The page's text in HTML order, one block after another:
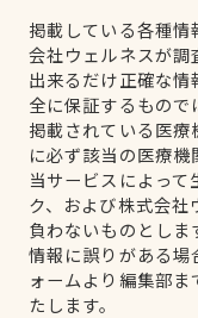
掲載している各種
会社ウェルネスが調
出来るだけ正確な
全に保証するもので
掲載されている医
に必ず該当の医療機
当サービスによっ
ク、および株式会
負わないものとしま
情報に誤りがある場
ォームより編集部
たします。